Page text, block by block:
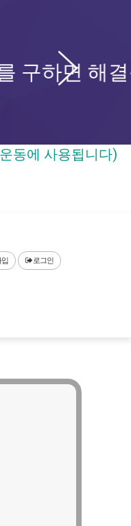
다
동에 사용됩니다)
로그인